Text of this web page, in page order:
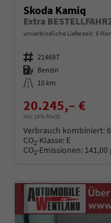
Skoda Kamiq
Extra
unverbindliche Lieferzeit: 6
Fahrzeugnummer 214697
Kraftstoff Benzin
Kilometerstand 10 km
20.245,– €
incl. 19% MwSt.
Verbrauch kombiniert:
CO2-Klasse: E
CO2-Emissionen: